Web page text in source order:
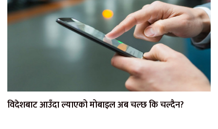
विदेशबाट आउँदा ल्याएको मोबाइल अब चल्छ कि चल्दैन?